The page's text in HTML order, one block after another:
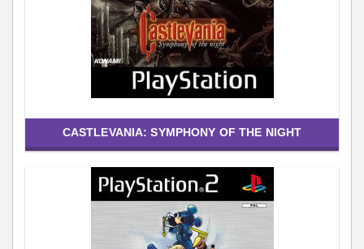
CASTLEVANIA: SYMPHONY OF THE NIGHT